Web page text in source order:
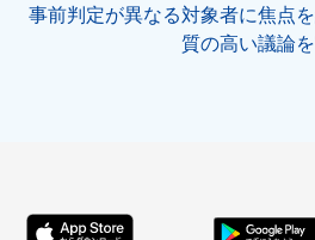
事前判定が異なる対象者に焦点
質の高い議論